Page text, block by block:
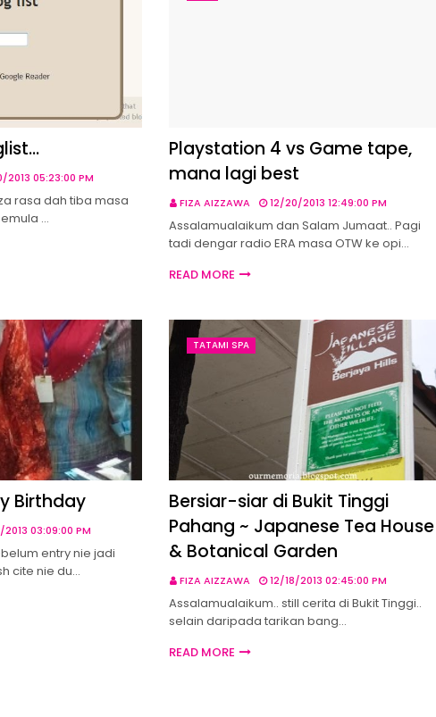
2013 05:23:00 PM
rasa dah tiba masa
…
Playstation 4 vs Game tape,
mana lagi best
FIZA AIZZAWA 12/20/2013 12:49:00 PM
Assalamualaikum dan Salam Jumaat.. Pagi
tadi dengar radio ERA masa OTW ke opi…
READ MORE
Birthday
2013 03:09:00 PM
entry nie jadi
cite nie du…
TATAMI SPA
Bersiar-siar di Bukit Tinggi
Pahang ~ Japanese Tea House
& Botanical Garden
FIZA AIZZAWA 12/18/2013 02:45:00 PM
Assalamualaikum.. still cerita di Bukit Tinggi..
selain daripada tarikan bang…
READ MORE